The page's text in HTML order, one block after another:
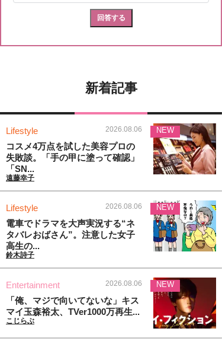
新着記事
Lifestyle 2026.08.06
コスメ4万点を試した美容プロの
失敗談。「手の甲に塗って確認」
「SN...
遠藤幸子
NEW
Lifestyle 2026.08.06
電車でドラマを大声実況する“ネ
タバレおばさん”。注意した女子
高生の...
鈴木詩子
NEW
Entertainment 2026.08.06
「俺、マジで向いてないな」キス
マイ玉森裕太、TVer1000万再生...
こじらぶ
NEW